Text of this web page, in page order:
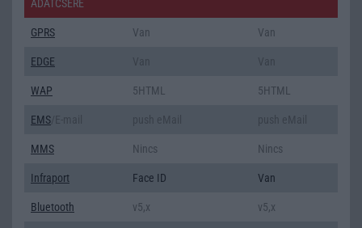
ADATCSERE
GPRS Van Van
EDGE
WAP 5HTML 5HTML
EMS
MMS Nincs Nincs
Infraport Face ID Van
Bluetooth v5,x v5,x